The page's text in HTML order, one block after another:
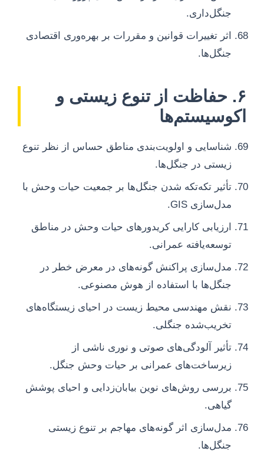
جنگل‌داری.
اثر تغییرات قوانین و مقررات بر بهره‌وری اقتصادی
جنگل‌ها.
۶. حفاظت از تنوع زیستی و
اکوسیستم‌ها
شناسایی و اولویت‌بندی مناطق حساس از نظر تنوع
زیستی در جنگل‌ها.
تأثیر تکه‌تکه شدن جنگل‌ها بر جمعیت حیات وحش با
مدل‌سازی GIS.
ارزیابی کارایی کریدورهای حیات وحش در مناطق
توسعه‌یافته عمرانی.
مدل‌سازی پراکنش گونه‌های در معرض خطر در
جنگل‌ها با استفاده از هوش مصنوعی.
نقش مهندسی محیط زیست در احیای زیستگاه‌های
تخریب‌شده جنگلی.
تأثیر آلودگی‌های صوتی و نوری ناشی از
زیرساخت‌های عمرانی بر حیات وحش جنگل.
بررسی روش‌های نوین بیابان‌زدایی و احیای پوشش
گیاهی.
مدل‌سازی اثر گونه‌های مهاجم بر تنوع زیستی
جنگل‌ها.